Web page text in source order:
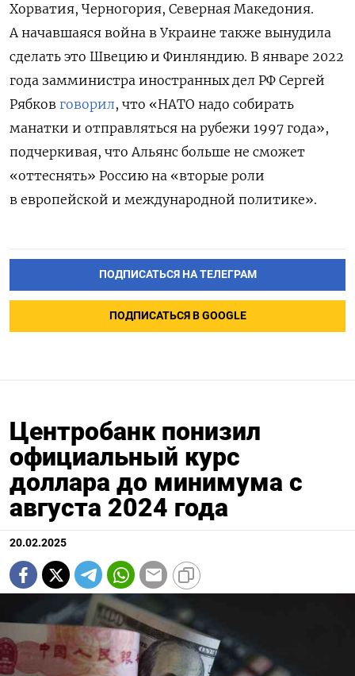
Хорватия, Черногория, Северная Македония.
А начавшаяся война в Украине также вынудила
сделать это Швецию и Финляндию. В январе 2022
года замминистра иностранных дел РФ Сергей
Рябков говорил, что «НАТО надо собирать
манатки и отправляться на рубежи 1997 года»,
подчеркивая, что Альянс больше не сможет
«оттеснять» Россию на «вторые роли
в европейской и международной политике».
ПОДПИСАТЬСЯ НА ТЕЛЕГРАМ
ПОДПИСАТЬСЯ В GOOGLE
Центробанк понизил
официальный курс
доллара до минимума с
августа 2024 года
20.02.2025